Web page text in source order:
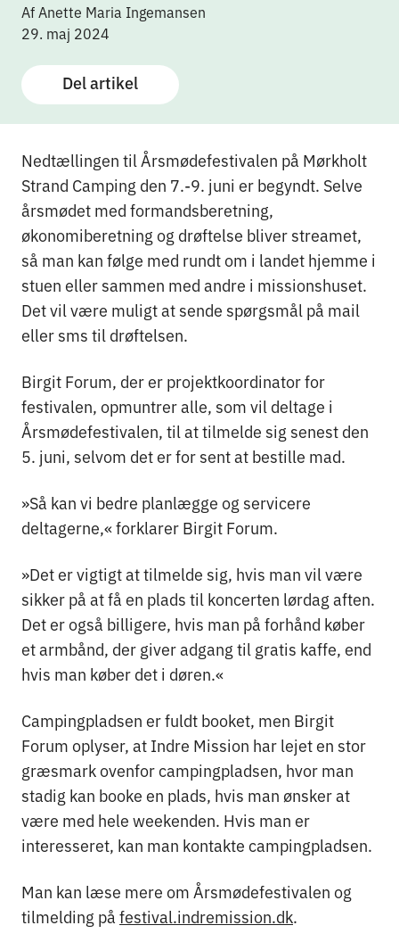
Af Anette Maria Ingemansen
29. maj 2024
Del artikel
Nedtællingen til Årsmødefestivalen på Mørkholt
Strand Camping den 7.-9. juni er begyndt. Selve
årsmødet med formandsberetning,
økonomiberetning og drøftelse bliver streamet,
så man kan følge med rundt om i landet hjemme i
stuen eller sammen med andre i missionshuset.
Det vil være muligt at sende spørgsmål på mail
eller sms til drøftelsen.
Birgit Forum, der er projektkoordinator for
festivalen, opmuntrer alle, som vil deltage i
Årsmødefestivalen, til at tilmelde sig senest den
5. juni, selvom det er for sent at bestille mad.
»Så kan vi bedre planlægge og servicere
deltagerne,« forklarer Birgit Forum.
»Det er vigtigt at tilmelde sig, hvis man vil være
sikker på at få en plads til koncerten lørdag aften.
Det er også billigere, hvis man på forhånd køber
et armbånd, der giver adgang til gratis kaffe, end
hvis man køber det i døren.«
Campingpladsen er fuldt booket, men Birgit
Forum oplyser, at Indre Mission har lejet en stor
græsmark ovenfor campingpladsen, hvor man
stadig kan booke en plads, hvis man ønsker at
være med hele weekenden. Hvis man er
interesseret, kan man kontakte campingpladsen.
Man kan læse mere om Årsmødefestivalen og
tilmelding påfestival.indremission.dk.